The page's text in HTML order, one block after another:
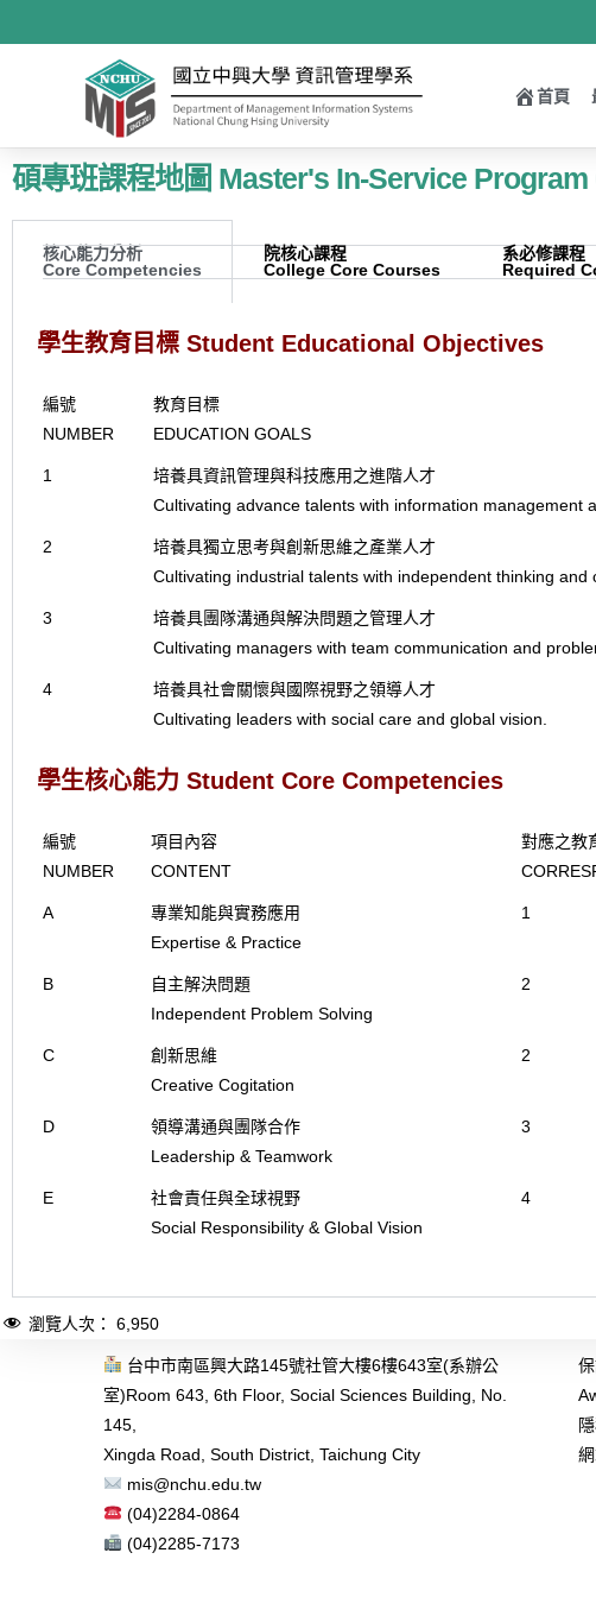
首頁
碩專班課程地圖 Master's In-Service
核心能力分析
Core Competencies
院核心課程
College Core Courses
系必修課程
Required
學生教育目標 Student Educational Objectives
編號
NUMBER
教育目標
EDUCATION GOALS
1
培養具資訊管理與科技應用之進階人才
Cultivating advance talents with information management
2
培養具獨立思考與創新思維之產業人才
Cultivating industrial talents with independent thinking and
3
培養具團隊溝通與解決問題之管理人才
Cultivating managers with team communication and
4
培養具社會關懷與國際視野之領導人才
Cultivating leaders with social care and global vision.
學生核心能力 Student Core Competencies
編號
NUMBER
項目內容
CONTENT
對應之教
A
專業知能與實務應用
Expertise & Practice
1
B
自主解決問題
Independent Problem Solving
2
C
創新思維
Creative Cogitation
2
D
領導溝通與團隊合作
Leadership & Teamwork
3
E
社會責任與全球視野
Social Responsibility & Global Vision
4
瀏覽人次： 6,950
台中市南區興大路145號社管大樓6樓643室(系辦公
室)Room 643, 6th Floor, Social Sciences Building, No.
145,
Xingda Road, South District, Taichung City
mis@nchu.edu.tw
(04)2284-0864
(04)2285-7173